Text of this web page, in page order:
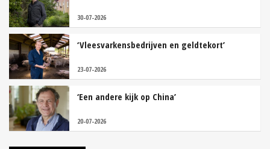
30-07-2026
‘Vleesvarkensbedrijven en geldtekort’
23-07-2026
‘Een andere kijk op China’
20-07-2026